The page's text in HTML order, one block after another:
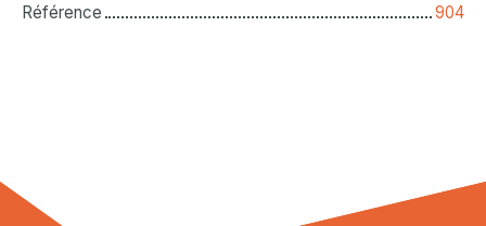
Référence 904